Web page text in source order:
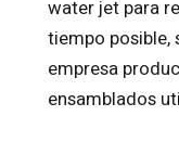
water jet para
tiempo posible,
empresa
ensamblados